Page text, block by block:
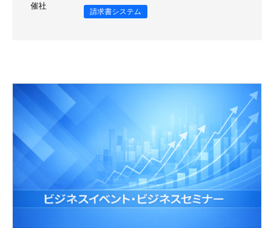
催社
請求書システム